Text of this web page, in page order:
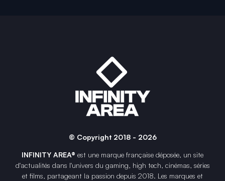
© Copyright 2018 - 2026
INFINITY AREA® est une marque française déposée, un site
d'actualités dans l'univers du gaming, high tech, cinémas, séries
et films, partageant la passion depuis 2018. Les marques et